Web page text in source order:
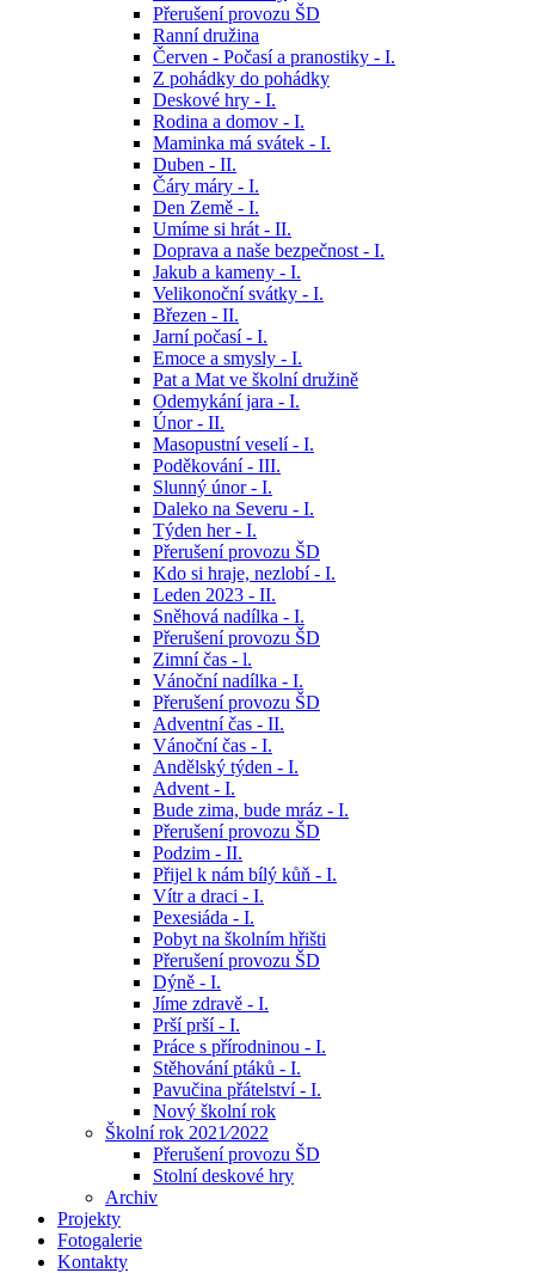
Přerušení provozu ŠD
Ranní družina
Červen - Počasí a pranostiky - I.
Z pohádky do pohádky
Deskové hry - I.
Rodina a domov - I.
Maminka má svátek - I.
Duben - II.
Čáry máry - I.
Den Země - I.
Umíme si hrát - II.
Doprava a naše bezpečnost - I.
Jakub a kameny - I.
Velikonoční svátky - I.
Březen - II.
Jarní počasí - I.
Emoce a smysly - I.
Pat a Mat ve školní družině
Odemykání jara - I.
Únor - II.
Masopustní veselí - I.
Poděkování - III.
Slunný únor - I.
Daleko na Severu - I.
Týden her - I.
Přerušení provozu ŠD
Kdo si hraje, nezlobí - I.
Leden 2023 - II.
Sněhová nadílka - I.
Přerušení provozu ŠD
Zimní čas - l.
Vánoční nadílka - I.
Přerušení provozu ŠD
Adventní čas - II.
Vánoční čas - I.
Andělský týden - I.
Advent - I.
Bude zima, bude mráz - I.
Přerušení provozu ŠD
Podzim - II.
Přijel k nám bílý kůň - I.
Vítr a draci - I.
Pexesiáda - I.
Pobyt na školním hřišti
Přerušení provozu ŠD
Dýně - I.
Jíme zdravě - I.
Prší prší - I.
Práce s přírodninou - I.
Stěhování ptáků - I.
Pavučina přátelství - I.
Nový školní rok
Školní rok 2021⁄2022
Přerušení provozu ŠD
Stolní deskové hry
Archiv
Projekty
Fotogalerie
Kontakty